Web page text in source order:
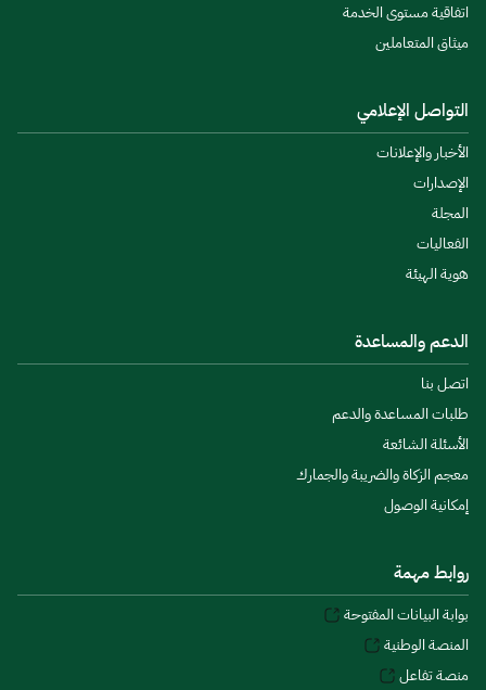
اتفاقية مستوى الخدمة
ميثاق المتعاملين
التواصل الإعلامي
الأخبار والإعلانات
الإصدارات
المجلة
الفعاليات
هوية الهيئة
الدعم والمساعدة
اتصل بنا
طلبات المساعدة والدعم
الأسئلة الشائعة
معجم الزكاة والضريبة والجمارك
إمكانية الوصول
روابط مهمة
بوابة البيانات المفتوحة
المنصة الوطنية
منصة تفاعل